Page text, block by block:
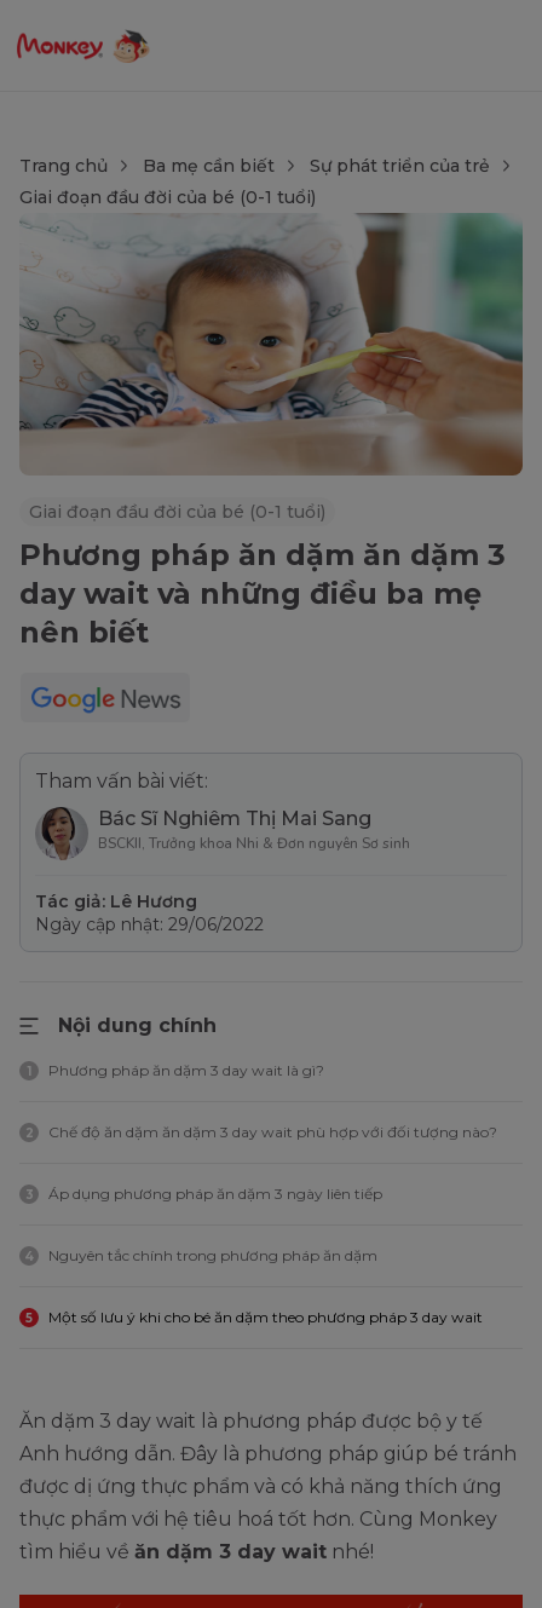
Trang chủ Ba mẹ cần biết
Sự phát triển của trẻ
Giai đoạn đầu đời của bé (0-1 tuổi)
Giai đoạn đầu đời của bé (0-1 tuổi)
Phương pháp ăn dặm ăn dặm 3
day wait và những điều ba mẹ
nên biết
Tham vấn bài viết:
Bác Sĩ Nghiêm Thị Mai Sang
BSCKII, Trưởng khoa Nhi & Đơn nguyên Sơ sinh
Tác giả: Lê Hương
Ngày cập nhật: 29/06/2022
Nội dung chính
1 Phương pháp ăn dặm 3 day wait là gì?
2 Chế độ ăn dặm ăn dặm 3 day wait phù hợp với đối tượng nào?
3 Áp dụng phương pháp ăn dặm 3 ngày liên tiếp
4 Nguyên tắc chính trong phương pháp ăn dặm
5 Một số lưu ý khi cho bé ăn dặm theo phương pháp 3 day wait
Ăn dặm 3 day wait là phương pháp được bộ y tế
Anh hướng dẫn. Đây là phương pháp giúp bé tránh
được dị ứng thực phẩm và có khả năng thích ứng
thực phẩm với hệ tiêu hoá tốt hơn. Cùng Monkey
tìm hiểu về ăn dặm 3 day wait nhé!